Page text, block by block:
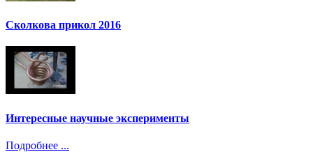
Сколкова прикол 2016
Интересные научные эксперименты
Подробнее ...